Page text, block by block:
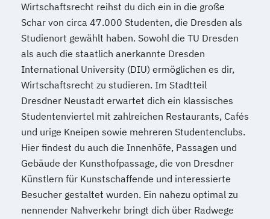
Wirtschaftsrecht reihst du dich ein in die große
Schar von circa 47.000 Studenten, die Dresden als
Studienort gewählt haben. Sowohl die TU Dresden
als auch die staatlich anerkannte Dresden
International University (DIU) ermöglichen es dir,
Wirtschaftsrecht zu studieren. Im Stadtteil
Dresdner Neustadt erwartet dich ein klassisches
Studentenviertel mit zahlreichen Restaurants, Cafés
und urige Kneipen sowie mehreren Studentenclubs.
Hier findest du auch die Innenhöfe, Passagen und
Gebäude der Kunsthofpassage, die von Dresdner
Künstlern für Kunstschaffende und interessierte
Besucher gestaltet wurden. Ein nahezu optimal zu
nennender Nahverkehr bringt dich über Radwege